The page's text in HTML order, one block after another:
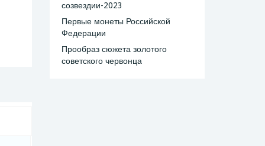
созвездии-2023
Первые монеты Российской
Федерации
Прообраз сюжета золотого
советского червонца